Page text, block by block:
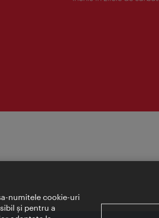
numitele cookie-uri
şi pentru a